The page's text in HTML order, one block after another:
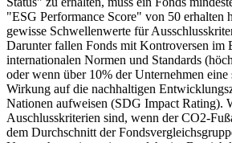
"ESG Performance Score" von 50 erhalten
gewisse Schwellenwerte für
Darunter fallen Fonds mit Kontroversen im
internationalen Normen und Standards
oder wenn über 10% der Unternehmen
Wirkung auf die nachhaltigen
Nationen aufweisen (SDG Impact Rating).
Auschlusskriterien sind, wenn der CO2-
dem Durchschnitt der